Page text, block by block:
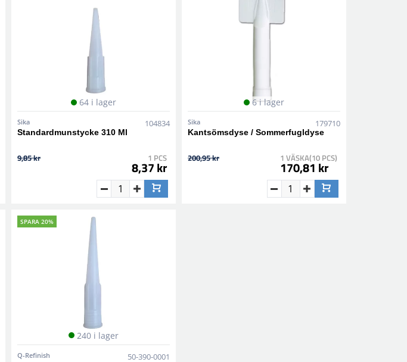
64 i lager
Sika 104834
Standardmunstycke 310 Ml
9,85 kr 1 PCS
8,37 kr
6 i lager
Sika 179710
Kantsömsdyse / Sommerfugldyse
200,95 kr 1 VÄSKA(10 PCS)
170,81 kr
SPARA 20%
240 i lager
Q-Refinish 50-390-0001